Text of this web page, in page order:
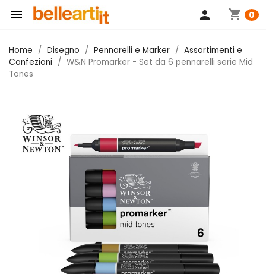
 shopping_cart 0
person
Home Disegno Pennarelli e Marker
Assortimenti e
Confezioni
W&N Promarker - Set da 6 pennarelli serie Mid
Tones